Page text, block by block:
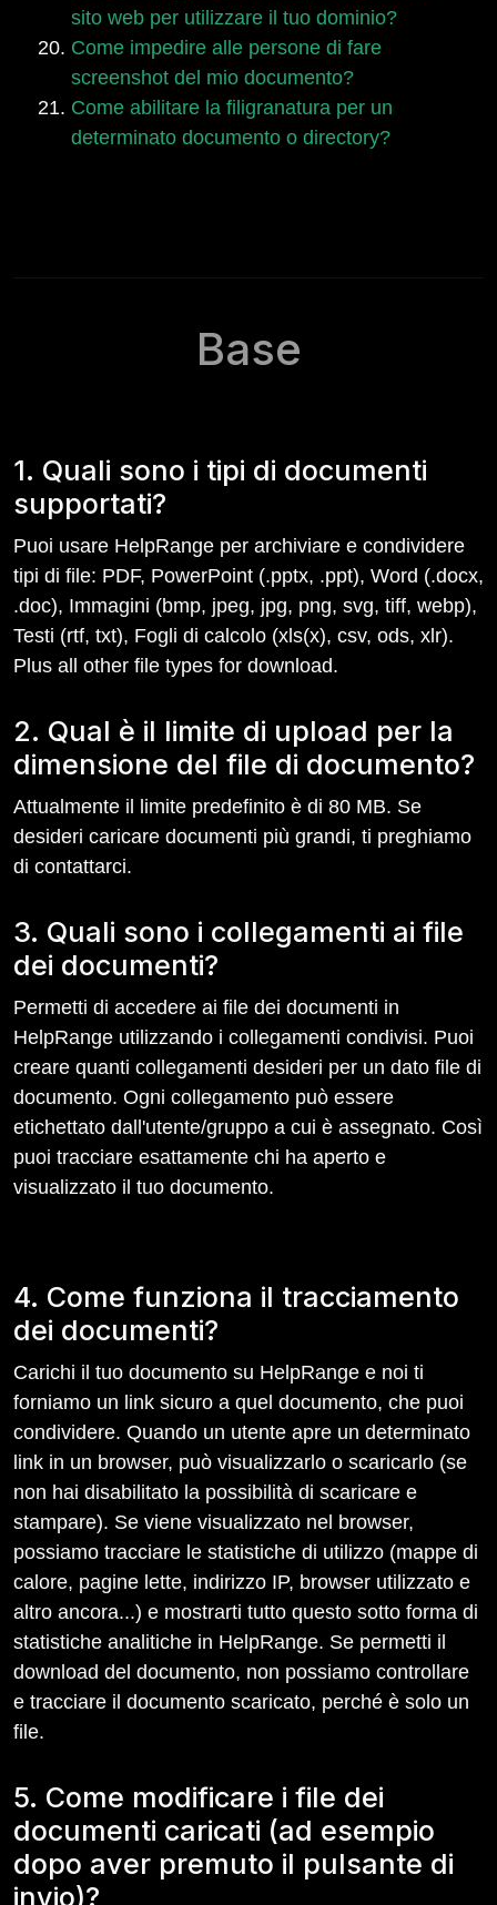
sito web per utilizzare il tuo dominio?
Come impedire alle persone di fare
screenshot del mio documento?
Come abilitare la filigranatura per un
determinato documento o directory?
Base
1. Quali sono i tipi di documenti
supportati?
Puoi usare HelpRange per archiviare e condividere
tipi di file: PDF, PowerPoint (.pptx, .ppt), Word (.docx,
.doc), Immagini (bmp, jpeg, jpg, png, svg, tiff, webp),
Testi (rtf, txt), Fogli di calcolo (xls(x), csv, ods, xlr).
Plus all other file types for download.
2. Qual è il limite di upload per la
dimensione del file di documento?
Attualmente il limite predefinito è di 80 MB. Se
desideri caricare documenti più grandi, ti preghiamo
di contattarci.
3. Quali sono i collegamenti ai file
dei documenti?
Permetti di accedere ai file dei documenti in
HelpRange utilizzando i collegamenti condivisi. Puoi
creare quanti collegamenti desideri per un dato file di
documento. Ogni collegamento può essere
etichettato dall'utente/gruppo a cui è assegnato. Così
puoi tracciare esattamente chi ha aperto e
visualizzato il tuo documento.
4. Come funziona il tracciamento
dei documenti?
Carichi il tuo documento su HelpRange e noi ti
forniamo un link sicuro a quel documento, che puoi
condividere. Quando un utente apre un determinato
link in un browser, può visualizzarlo o scaricarlo (se
non hai disabilitato la possibilità di scaricare e
stampare). Se viene visualizzato nel browser,
possiamo tracciare le statistiche di utilizzo (mappe di
calore, pagine lette, indirizzo IP, browser utilizzato e
altro ancora...) e mostrarti tutto questo sotto forma di
statistiche analitiche in HelpRange. Se permetti il
download del documento, non possiamo controllare
e tracciare il documento scaricato, perché è solo un
file.
5. Come modificare i file dei
documenti caricati (ad esempio
dopo aver premuto il pulsante di
invio)?